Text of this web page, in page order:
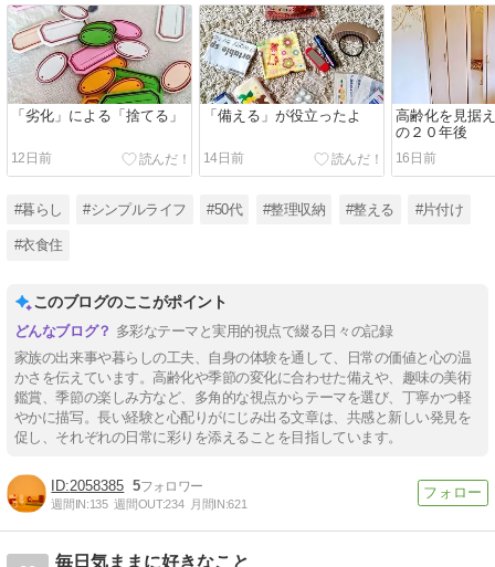
「劣化」による「捨てる」
12日前
「備える」が役立ったよ
14日前
高齢化を見据
の２０年後
16日前
#暮らし #シンプルライフ #50代 #整理収納 #整える #片付け
#衣食住
このブログのここがポイント
多彩なテーマと実用的視点で綴る日々の記録
家族の出来事や暮らしの工夫、自身の体験を通して、日常の価値と心の温
かさを伝えています。高齢化や季節の変化に合わせた備えや、趣味の美術
鑑賞、季節の楽しみ方など、多角的な視点からテーマを選び、丁寧かつ軽
やかに描写。長い経験と心配りがにじみ出る文章は、共感と新しい発見を
促し、それぞれの日常に彩りを添えることを目指しています。
2058385 5
週間IN:135 週間OUT:234 月間IN:621
毎日気ままに好きなこと